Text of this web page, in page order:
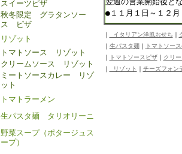
スイーツピザ
秋冬限定 グラタンソー
ス ピザ
リゾット
トマトソース リゾット
クリームソース リゾット
ミートソースカレー リゾ
ット
トマトラーメン
生パスタ麺 タリオリーニ
野菜スープ（ポタージュス
ープ）
●１１月１日～１２月
｜ イタリアン洋風おせち ｜
｜ 生パスタ麺｜ トマトソー
｜
トマトソースピザ｜ クリ
｜
リゾット ｜ チーズフォン